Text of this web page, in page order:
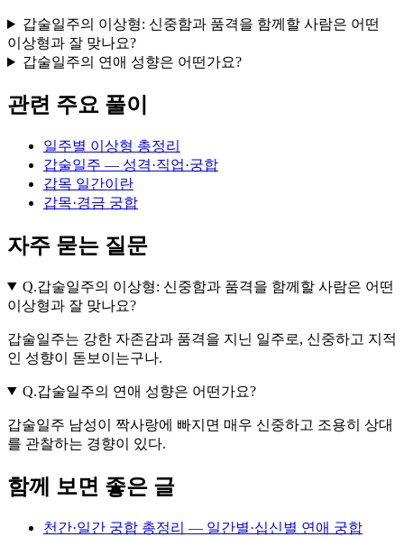
갑술일주의 이상형: 신중함과 품격을 함께할 사람은 어떤
이상형과 잘 맞나요?
갑술일주의 연애 성향은 어떤가요?
관련 주요 풀이
일주별 이상형 총정리
갑술일주 — 성격·직업·궁합
갑목 일간이란
갑목·경금 궁합
자주 묻는 질문
Q.갑술일주의 이상형: 신중함과 품격을 함께할 사람은 어떤
이상형과 잘 맞나요?
갑술일주는 강한 자존감과 품격을 지닌 일주로, 신중하고 지적
인 성향이 돋보이는구나.
Q.갑술일주의 연애 성향은 어떤가요?
갑술일주 남성이 짝사랑에 빠지면 매우 신중하고 조용히 상대
를 관찰하는 경향이 있다.
함께 보면 좋은 글
천간·일간 궁합 총정리 — 일간별·십신별 연애 궁합